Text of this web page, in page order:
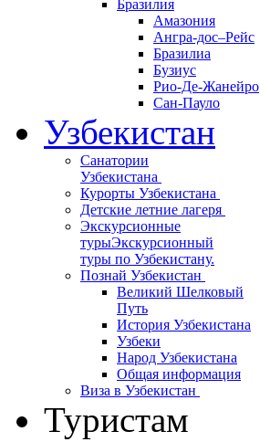
Бразилия
Амазония
Ангра-дос–Рейс
Бразилиа
Бузиус
Рио-Де-Жанейро
Сан-Пауло
Узбекистан
Санатории
Узбекистана
Курорты Узбекистана
Детские летние лагеря
Экскурсионные
турыЭкскурсионный
туры по Узбекистану.
Познай Узбекистан
Великий Шелковый
Путь
История Узбекистана
Узбеки
Народ Узбекистана
Общая информация
Виза в Узбекистан
Туристам